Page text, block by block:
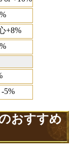
+8%
5%
おすすめ